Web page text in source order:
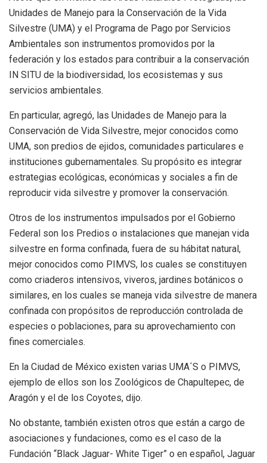
Unidades de Manejo para la Conservación de la Vida
Silvestre (UMA) y el Programa de Pago por Servicios
Ambientales son instrumentos promovidos por la
federación y los estados para contribuir a la conservación
IN SITU de la biodiversidad, los ecosistemas y sus
servicios ambientales.
En particular, agregó, las Unidades de Manejo para la
Conservación de Vida Silvestre, mejor conocidos como
UMA, son predios de ejidos, comunidades particulares e
instituciones gubernamentales. Su propósito es integrar
estrategias ecológicas, económicas y sociales a fin de
reproducir vida silvestre y promover la conservación.
Otros de los instrumentos impulsados por el Gobierno
Federal son los Predios o instalaciones que manejan vida
silvestre en forma confinada, fuera de su hábitat natural,
mejor conocidos como PIMVS, los cuales se constituyen
como criaderos intensivos, viveros, jardines botánicos o
similares, en los cuales se maneja vida silvestre de manera
confinada con propósitos de reproducción controlada de
especies o poblaciones, para su aprovechamiento con
fines comerciales.
En la Ciudad de México existen varias UMA´S o PIMVS,
ejemplo de ellos son los Zoológicos de Chapultepec, de
Aragón y el de los Coyotes, dijo.
No obstante, también existen otros que están a cargo de
asociaciones y fundaciones, como es el caso de la
Fundación “Black Jaguar- White Tiger” o en español, Jaguar